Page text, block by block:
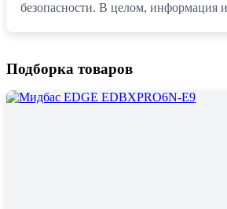
безопасности. В целом, информация
Подборка товаров